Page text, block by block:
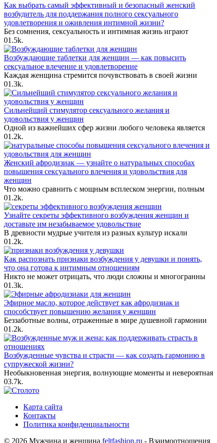
Как выбрать самый эффективный и безопасный женский
возбудитель для поддержания полного сексуального
удовлетворения и оживления интимной жизни?
Без сомнения, сексуальность и интимная жизнь играют
01.5k.
Возбуждающие таблетки для женщин — как повысить
сексуальное влечение и удовлетворение
Каждая женщина стремится почувствовать в своей жизни
01.3k.
Сильнейший стимулятор сексуального желания и
удовольствия у женщин
Одной из важнейших сфер жизни любого человека является
01.2k.
Женский афродизиак — узнайте о натуральных способах
повышения сексуального влечения и удовольствия для
женщин
Что можно сравнить с мощным всплеском энергии, полным
01.2k.
Узнайте секреты эффективного возбуждения женщин и
доставьте им незабываемое удовольствие
В древности мудрые учителя из разных культур искали
01.2k.
Как распознать признаки возбуждения у девушки и понять,
что она готова к интимным отношениям
Никто не может отрицать, что люди сложны и многогранны
01.3k.
Эфирное масло, которое действует как афродизиак и
способствует повышению желания у женщин
Беззаботные волны, отраженные в мире душевной гармонии
01.2k.
Возбужденные чувства и страсти — как создать гармонию в
супружеской жизни?
Необыкновенная энергия, волнующие моменты и невероятная
03.7k.
Карта сайта
Контакты
Политика конфиденциальности
© 2026 Мужчина и женщина feltfashion.ru - Взаимоотношения